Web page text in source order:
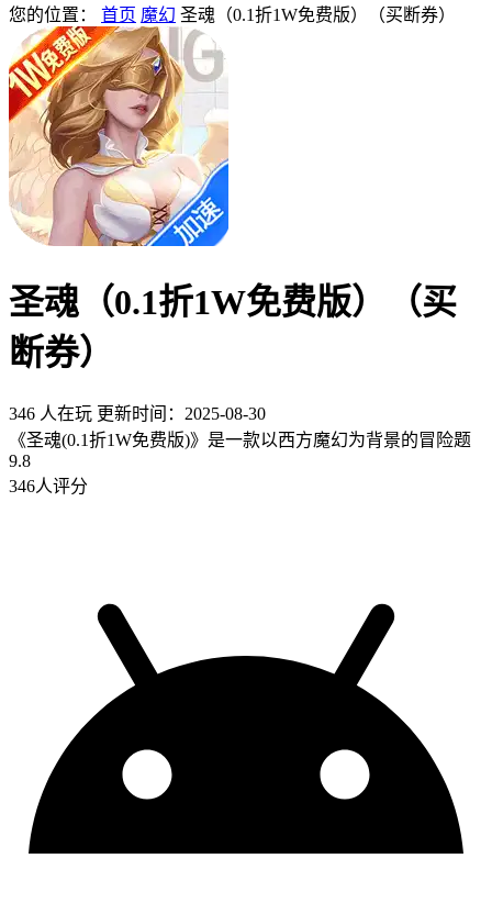
您的位置：
首页 魔幻 圣魂（0.1折1W免费版）（买断券）
圣魂（0.1折1W免费版）（买
断券）
346 人在玩 更新时间：2025-08-30
《圣魂(0.1折1W免费版)》是一款以西方魔幻为背景的冒险题
9.8
346人评分